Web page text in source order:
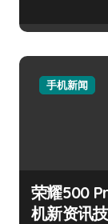
手机新闻
荣耀500
机新资讯